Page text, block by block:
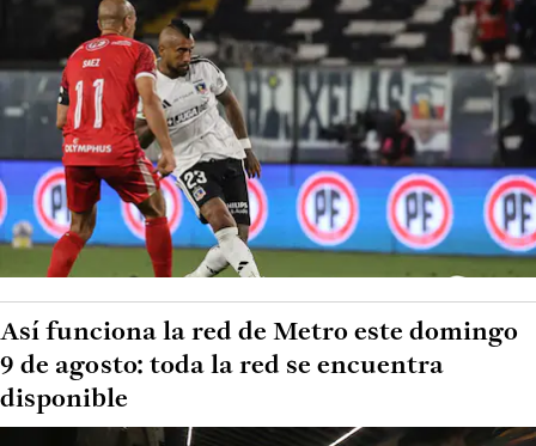
Así funciona la red de Metro este domingo
9 de agosto: toda la red se encuentra
disponible